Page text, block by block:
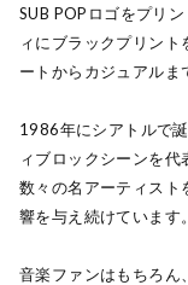
SUB POPロゴをプリ
ィにブラックプリン
ートからカジュアルま
1986年にシアトルで
ィブロックシーンを代
数々の名アーティスト
響を与え続けています。
音楽ファンはもちろん